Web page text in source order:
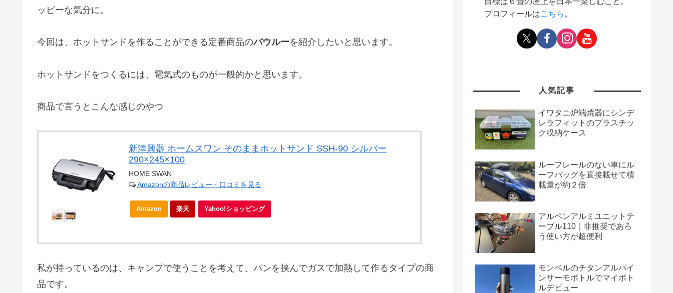
ッピーな気分に。
今回は、ホットサンドを作ることができる定番商品のバウルーを紹介したいと思います。
ホットサンドをつくるには、電気式のものが一般的かと思います。
商品で言うとこんな感じのやつ
新津興器 ホームスワン そのままホットサンド SSH-90 シルバー
290×245×100
HOME SWAN
Amazonの商品レビュー・口コミを見る
Amazon 楽天 Yahoo!ショッピング
私が持っているのは、キャンプで使うことを考えて、パンを挟んでガスで加熱して作るタイプの商
品です。
プロフィールはこちら 。
人気記事
イワタニ炉端焼器にシンデ
レラフィットのプラスチッ
ク収納ケース
ルーフレールのない車にル
ーフバッグを直接載せて積
載量が約２倍
アルペンアルミユニットテ
ーブル110｜非推奨であろ
う使い方が超便利
モンベルのチタンアルパイ
ンサーモボトルでマイボト
ルデビュー